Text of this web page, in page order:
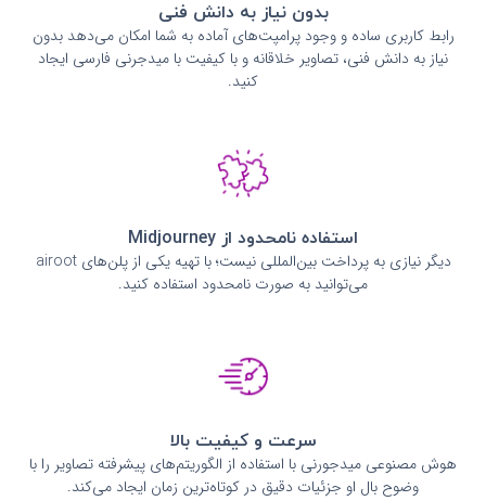
بدون نیاز به دانش فنی
رابط کاربری ساده و وجود پرامپت‌های آماده به شما امکان می‌دهد بدون
نیاز به دانش فنی، تصاویر خلاقانه و با کیفیت با میدجرنی فارسی ایجاد
کنید.
استفاده نامحدود از Midjourney
دیگر نیازی به پرداخت بین‌المللی نیست؛ با تهیه یکی از پلن‌های airoot
می‌توانید به صورت نامحدود استفاده کنید.
سرعت و کیفیت بالا
هوش مصنوعی میدجورنی با استفاده از الگوریتم‌های پیشرفته تصاویر را با
وضوح بال او جزئیات دقیق در کوتاه‌ترین زمان ایجاد می‌کند.